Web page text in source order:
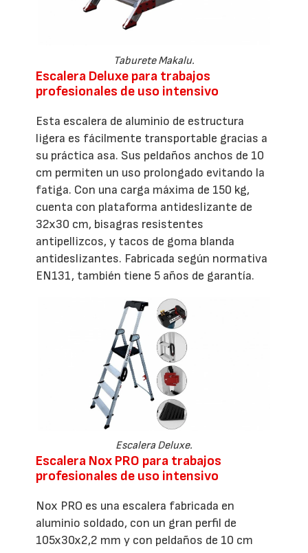
Taburete Makalu.
Escalera Deluxe para trabajos
profesionales de uso intensivo
Esta escalera de aluminio de estructura
ligera es fácilmente transportable gracias a
su práctica asa. Sus peldaños anchos de 10
cm permiten un uso prolongado evitando la
fatiga. Con una carga máxima de 150 kg,
cuenta con plataforma antideslizante de
32x30 cm, bisagras resistentes
antipellizcos, y tacos de goma blanda
antideslizantes. Fabricada según normativa
EN131, también tiene 5 años de garantía.
Escalera Deluxe.
Escalera Nox PRO para trabajos
profesionales de uso intensivo
Nox PRO es una escalera fabricada en
aluminio soldado, con un gran perfil de
105x30x2,2 mm y con peldaños de 10 cm